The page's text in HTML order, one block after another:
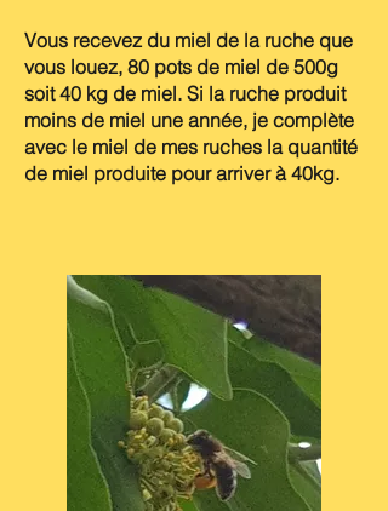
Vous recevez du miel de la ruche que
vous louez, 80 pots de miel de 500g
soit 40 kg de miel. Si la ruche produit
moins de miel une année, je complète
avec le miel de mes ruches la quantité
de miel produite pour arriver à 40kg.